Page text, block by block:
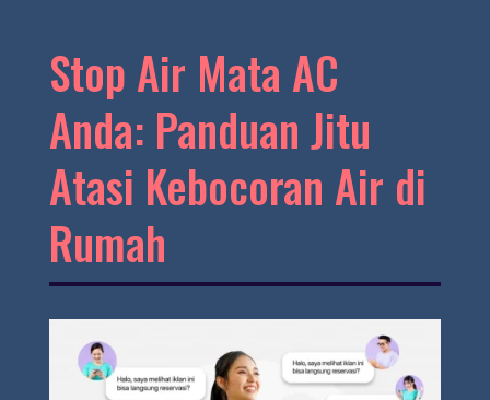
Stop Air Mata AC
Anda: Panduan Jitu
Atasi Kebocoran Air di
Rumah